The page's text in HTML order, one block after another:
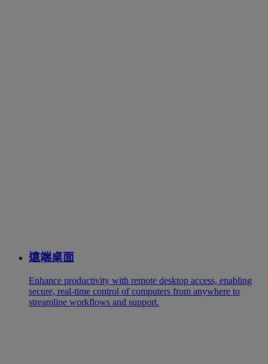
遠端桌面
Enhance productivity with remote desktop access, enabling
secure, real-time control of computers from anywhere to
streamline workflows and support.